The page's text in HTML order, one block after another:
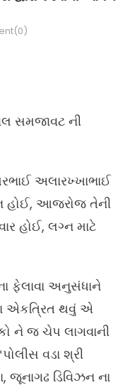
સમજાવટ ની
અલારખ્ખાભાઈ
હોઈ, આજરોજ તેની
હોઈ, લગ્ન માટે
ફેલાવા અનુસંધાને
એકત્રિત થવું એ
ને જ ચેપ લાગવાની
વડા શ્રી
જૂનાગઢ ડિવિઝન ના